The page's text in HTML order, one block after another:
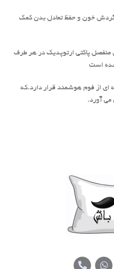
گردش خون و حفظ تعادل بدن کمک
منفصل پاکتی ارتوپدیک در هر طرف
شده است
ای از فوم هوشمند قرار دارد.که
می آورد.